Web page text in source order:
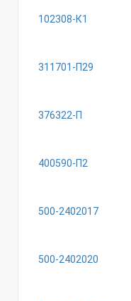
102308-К1
311701-П29
376322-П
400590-П2
500-2402017
500-2402020